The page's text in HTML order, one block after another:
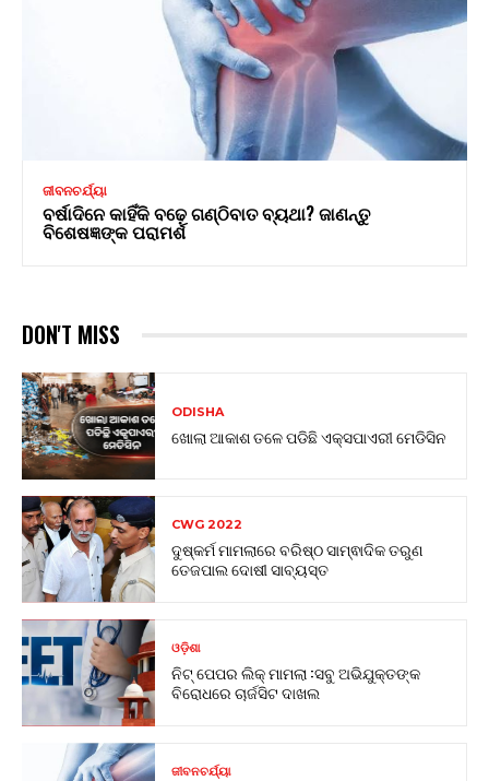
ଜୀବନଚର୍ଯ୍ୟା
ବର୍ଷାଦିନେ କାହିଁକି ବଢ଼େ ଗଣ୍ଠିବାତ ବ୍ୟଥା? ଜାଣନ୍ତୁ
ବିଶେଷଜ୍ଞଙ୍କ ପରାମର୍ଶ
DON'T MISS
ODISHA
ଖୋଲା ଆକାଶ ତଳେ ପଡିଛି ଏକ୍ସପାଏରୀ ମେଡିସିନ
CWG 2022
ଦୁଷ୍କର୍ମ ମାମଲାରେ ବରିଷ୍ଠ ସାମ୍ଵାଦିକ ତରୁଣ
ତେଜପାଲ ଦୋଷୀ ସାବ୍ୟସ୍ତ
ଓଡ଼ିଶା
ନିଟ୍ ପେପର ଲିକ୍ ମାମଲା :ସବୁ ଅଭିଯୁକ୍ତଙ୍କ
ବିରୋଧରେ ଚାର୍ଜସିଟ ଦାଖଲ
ଜୀବନଚର୍ଯ୍ୟା